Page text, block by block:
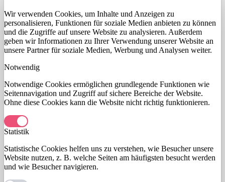
Wir verwenden Cookies, um Inhalte und Anzeigen zu
personalisieren, Funktionen für soziale Medien anbieten zu können
und die Zugriffe auf unsere Website zu analysieren. Außerdem
geben wir Informationen zu Ihrer Verwendung unserer Website an
unsere Partner für soziale Medien, Werbung und Analysen weiter.
Notwendig
Notwendige Cookies ermöglichen grundlegende Funktionen wie
Seitennavigation und Zugriff auf sichere Bereiche der Website.
Ohne diese Cookies kann die Website nicht richtig funktionieren.
Statistik
Statistische Cookies helfen uns zu verstehen, wie Besucher unsere
Website nutzen, z. B. welche Seiten am häufigsten besucht werden
und wie Besucher navigieren.